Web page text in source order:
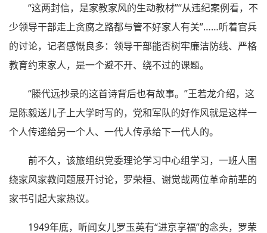
“这两封信，是家教家风的生动教材”“从违纪案例看，不
少领导干部走上贪腐之路都与管不好家人有关”……听着官兵
的讨论，记者感慨良多：领导干部能否树牢廉洁防线、严格
教育约束家人，是一个避不开、绕不过的课题。
“滕代远抄录的这首诗背后也有故事。”王若龙介绍，这
是陈毅送儿子上大学时写的，党和军队的好作风就是这样一
个人传递给另一个人、一代人传承给下一代人的。
前不久，该旅组织党委理论学习中心组学习，一班人围
绕家风家教问题展开讨论，罗荣桓、谢觉哉两位革命前辈的
家书引起大家热议。
1949年底，听闻女儿罗玉英有“进京享福”的念头，罗荣